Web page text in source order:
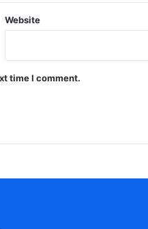
Website
time I comment.